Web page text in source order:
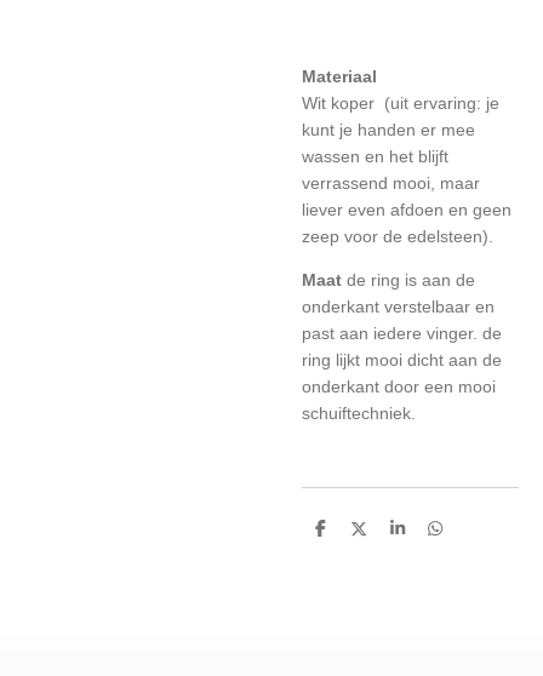
Materiaal
Wit koper (uit ervaring: je
kunt je handen er mee
wassen en het blijft
verrassend mooi, maar
liever even afdoen en geen
zeep voor de edelsteen).
Maat de ring is aan de
onderkant verstelbaar en
past aan iedere vinger. de
ring lijkt mooi dicht aan de
onderkant door een mooi
schuiftechniek.
D
D
S
D